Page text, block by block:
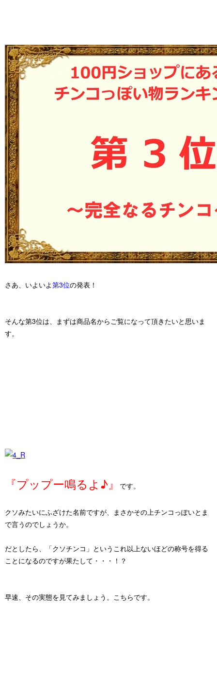
さあ、いよいよ第3位の発表！
そんな第3位は、まずは商品名からご覧になって頂きたいと思いま
す。
『プップー鳴るよ♪』 です。
クソみたいにふざけた名前ですが、まさかその上チンコっぽいとま
で言うのでしょうか。
だとしたら、 「クソチンコ」 というこれ以上ないほどの称号を得る
ことになるのですが果たして・・・！？
早速、その実態を見てみましょう。こちらです。